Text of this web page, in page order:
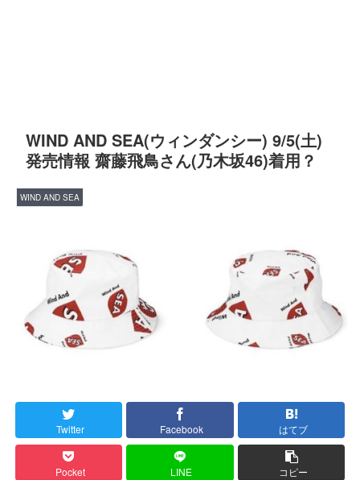
WIND AND SEA(ウィンダンシー) 9/5(土)
発売情報 齋藤飛鳥さん(乃木坂46)着用？
WIND AND SEA
Twitter Facebook はてブ
Pocket LINE コピー